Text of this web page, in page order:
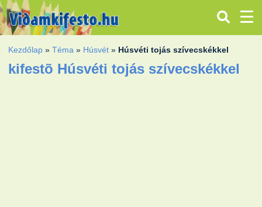
Kezdőlap »Téma » Húsvét » Húsvéti tojás szívecskékkel
kifestõ Húsvéti tojás szívecskékkel